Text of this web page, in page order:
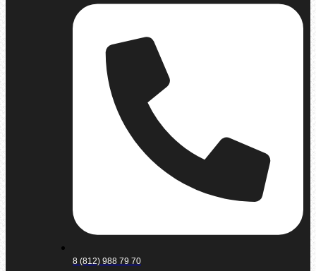
8 (812) 988 79 70